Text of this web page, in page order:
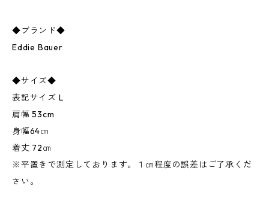
◆ブランド◆
Eddie Bauer
◆サイズ◆
表記サイズ L
肩幅 53cm
身幅64㎝
着丈 72㎝
※平置きで測定しております。１㎝程度の誤差はご了承くだ
さい。